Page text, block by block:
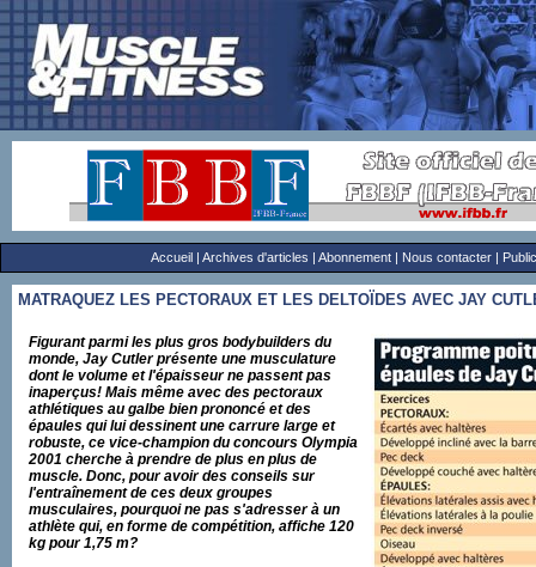
Accueil| Archives d'articles | Abonnement| Nous contacter|
MATRAQUEZ LES PECTORAUX ET LES DELTOÏDES AVEC JAY
Figurant parmi les plus gros bodybuilders du
monde, Jay Cutler présente une musculature
dont le volume et l'épaisseur ne passent pas
inaperçus! Mais même avec des pectoraux
athlétiques au galbe bien prononcé et des
épaules qui lui dessinent une carrure large et
robuste, ce vice-champion du concours Olympia
2001 cherche à prendre de plus en plus de
muscle. Donc, pour avoir des conseils sur
l'entraînement de ces deux groupes
musculaires, pourquoi ne pas s'adresser à un
athlète qui, en forme de compétition, affiche 120
kg pour 1,75 m?